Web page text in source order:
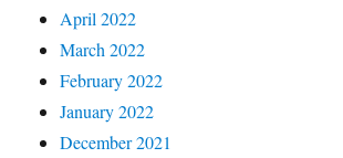
April 2022
March 2022
February 2022
January 2022
December 2021